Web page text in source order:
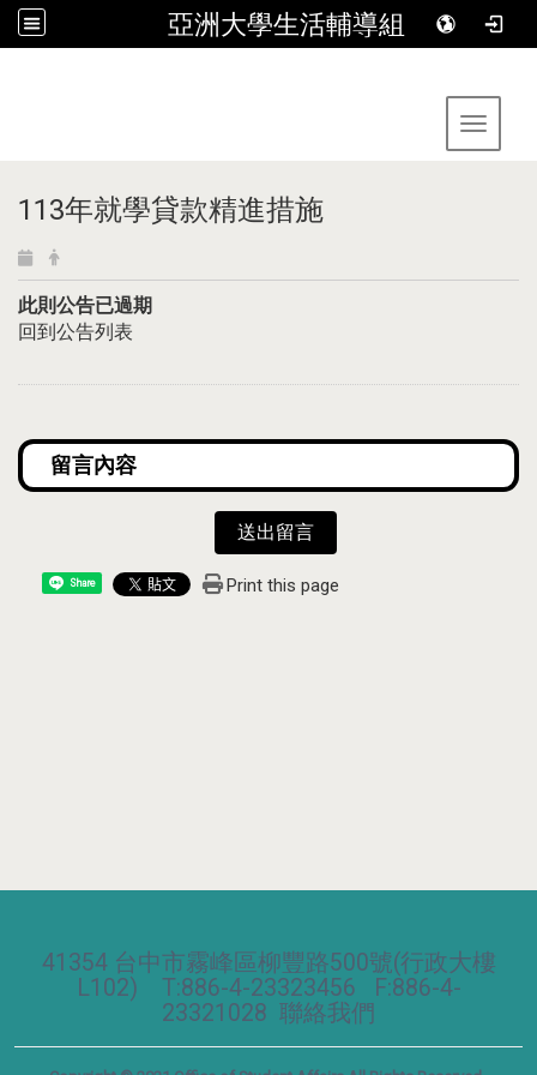
亞洲大學生活輔導組
Toggle
113年就學貸款精進措施
此則公告已過期
回到公告列表
送出留言
Share Print this page
41354 台中市霧峰區柳豐路500號(行政大樓
L102) T:886-4-23323456 F:886-4-
23321028 聯絡我們